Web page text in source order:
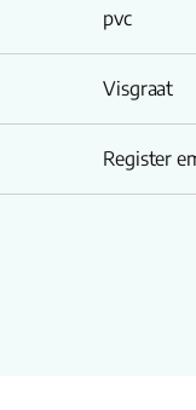
pvc
Visgraat
Register